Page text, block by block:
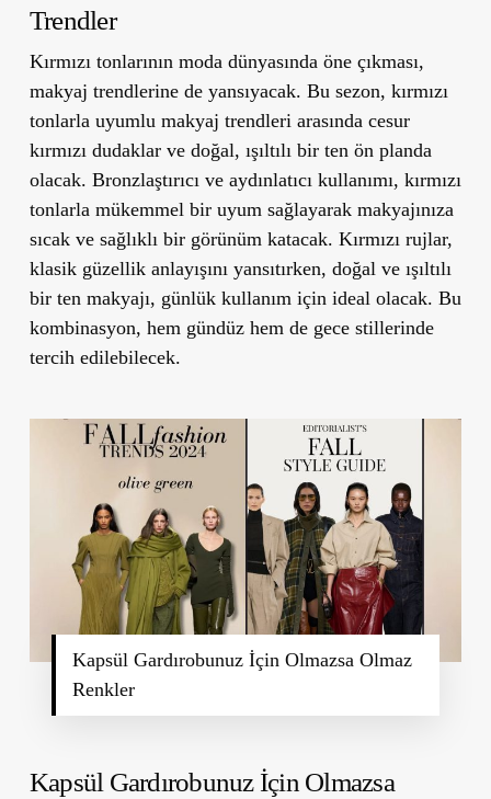
Trendler
Kırmızı tonlarının moda dünyasında öne çıkması,
makyaj trendlerine de yansıyacak. Bu sezon, kırmızı
tonlarla uyumlu makyaj trendleri arasında cesur
kırmızı dudaklar ve doğal, ışıltılı bir ten ön planda
olacak. Bronzlaştırıcı ve aydınlatıcı kullanımı, kırmızı
tonlarla mükemmel bir uyum sağlayarak makyajınıza
sıcak ve sağlıklı bir görünüm katacak. Kırmızı rujlar,
klasik güzellik anlayışını yansıtırken, doğal ve ışıltılı
bir ten makyajı, günlük kullanım için ideal olacak. Bu
kombinasyon, hem gündüz hem de gece stillerinde
tercih edilebilecek.
Kapsül Gardırobunuz İçin Olmazsa Olmaz
Renkler
Kapsül Gardırobunuz İçin Olmazsa